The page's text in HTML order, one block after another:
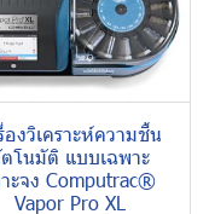
องวิเคราะห์ความชื้น
โนมัติ แบบเฉพาะ
าะจง Computrac®
Vapor Pro XL